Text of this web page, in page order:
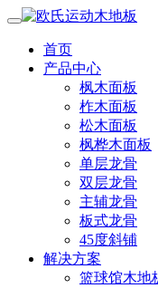
首页
产品中心
枫木面板
柞木面板
松木面板
枫桦木面板
单层龙骨
双层龙骨
主辅龙骨
板式龙骨
45度斜铺
解决方案
篮球馆木地